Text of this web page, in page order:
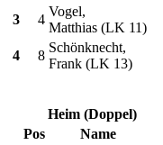
3 4
Vogel,
Matthias (LK 11)
4 8
Schönknecht,
Frank (LK 13)
Heim (Doppel)
Pos Name